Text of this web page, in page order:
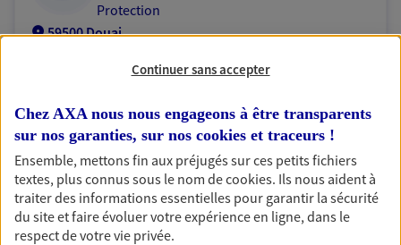
Protection
59500 Douai
06 23 44 50 89
NOUS CONTACTER
VOIR NOTRE SITE WEB
Continuer sans accepter
Chez AXA nous nous engageons à être transparents
sur nos garanties, sur nos cookies et traceurs !
Ensemble, mettons fin aux préjugés sur ces petits fichiers
textes, plus connus sous le nom decookies. Ils nous aident à
traiter des informations essentielles pour garantir la sécurité
du site et faire évoluer votre expérience en ligne, dans le
respect de votre vie privée.